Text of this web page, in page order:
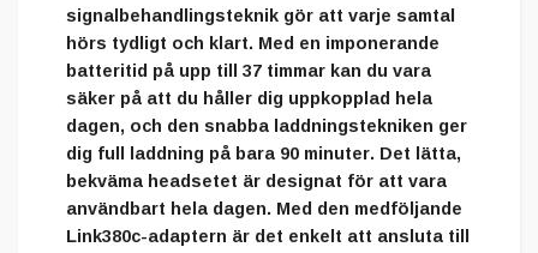
signalbehandlingsteknik gör att varje samtal
hörs tydligt och klart. Med en imponerande
batteritid på upp till 37 timmar kan du vara
säker på att du håller dig uppkopplad hela
dagen, och den snabba laddningstekniken ger
dig full laddning på bara 90 minuter. Det lätta,
bekväma headsetet är designat för att vara
användbart hela dagen. Med den medföljande
Link380c-adaptern är det enkelt att ansluta till